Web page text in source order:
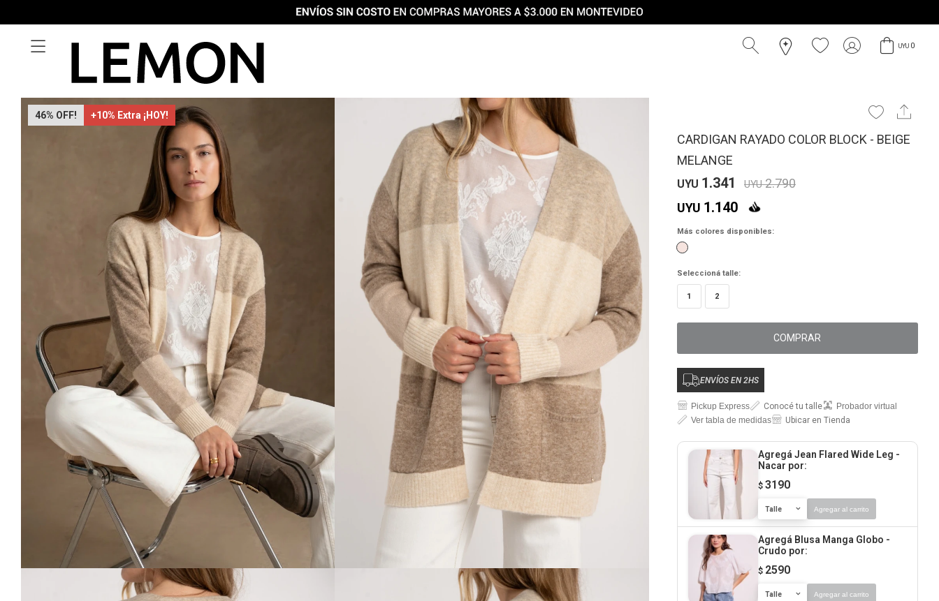
UYU 0

46 +10% Extra ¡HOY!
CARDIGAN RAYADO COLOR BLOCK - BEIGE
MELANGE
UYU 1.341 UYU 2.790
UYU 1.140
Más colores disponibles:
Seleccioná talle:
1 2
COMPRAR
ENVÍOS EN 2HS
Pickup Express Conocé tu talle
Probador virtual
Ver tabla de medidas
Ubicar en Tienda
Agregá Jean Flared Wide Leg -
Nacar por:
$ 3190
Talle Agregar al carrito
Agregá Blusa Manga Globo -
Crudo por:
$ 2590
Talle Agregar al carrito